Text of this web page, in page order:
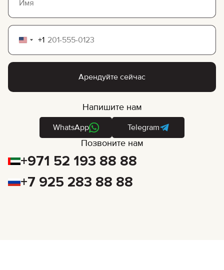
United
States
+1
Арендуйте сейчас
Напишите нам
WhatsApp Telegram
Позвоните нам
+971 52 193 88 88
+7 925 283 88 88